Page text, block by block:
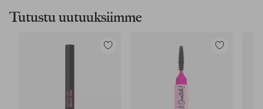
Tutustu uutuuksiimme
Lisää
Lisää